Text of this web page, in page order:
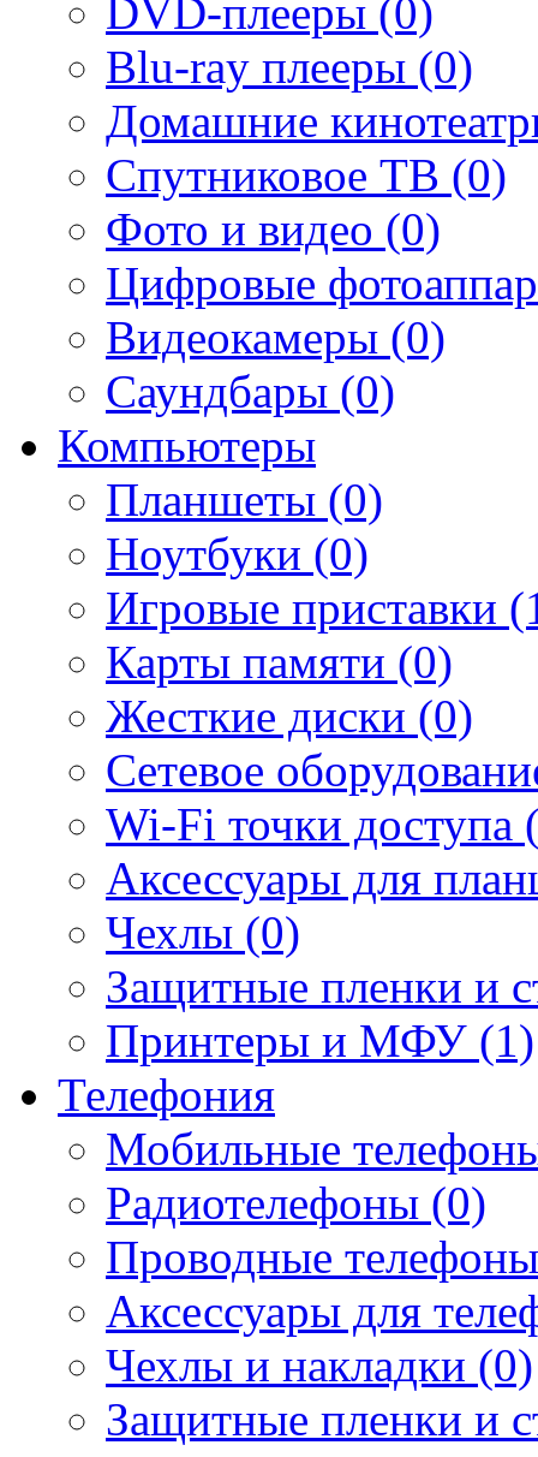
DVD-плееры (0)
Blu-ray плееры (0)
Домашние
Спутниковое ТВ (0)
Фото и видео (0)
Цифровые
Видеокамеры (0)
Саундбары (0)
Компьютеры
Планшеты (0)
Ноутбуки (0)
Игровые приставки
Карты памяти (0)
Жесткие диски (0)
Сетевое
Wi-Fi точки доступа
Аксессуары для
Чехлы (0)
Защитные пленки и
Принтеры и МФУ (1)
Телефония
Мобильные
Радиотелефоны (0)
Проводные
Аксессуары для
Чехлы и накладки (0)
Защитные пленки и